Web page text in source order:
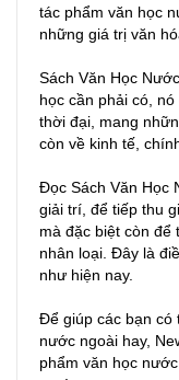
tác phẩm văn học
những giá trị văn
Sách Văn Học
học cần phải có,
thời đại, mang
còn về kinh tế,
Đọc Sách Văn Học
giải trí, để tiếp thu
mà đặc biệt còn để
nhân loại. Đây là
như hiện nay.
Để giúp các bạn có
nước ngoài hay,
phẩm văn học